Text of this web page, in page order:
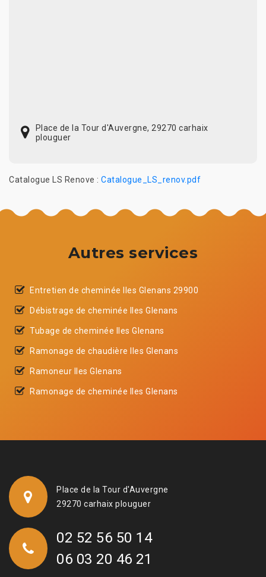
Place de la Tour d'Auvergne, 29270 carhaix
plouguer
Catalogue LS Renove : Catalogue_LS_renov.pdf
Autres services
Entretien de cheminée Iles Glenans 29900
Débistrage de cheminée Iles Glenans
Tubage de cheminée Iles Glenans
Ramonage de chaudière Iles Glenans
Ramoneur Iles Glenans
Ramonage de cheminée Iles Glenans
Place de la Tour d'Auvergne
29270 carhaix plouguer
02 52 56 50 14
06 03 20 46 21